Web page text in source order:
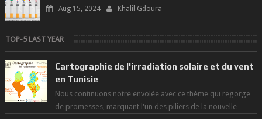
Aug 15, 2024 Khalil Gdoura
TOP-5 LAST YEAR
Cartographie de l'irradiation solaire et du vent
en Tunisie
Nous continuons notre envolée avec ce thème qui regorge
de promesses, marquant l'un des piliers de la nouvelle